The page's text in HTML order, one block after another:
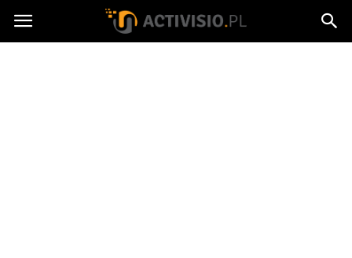
Activisio.pl